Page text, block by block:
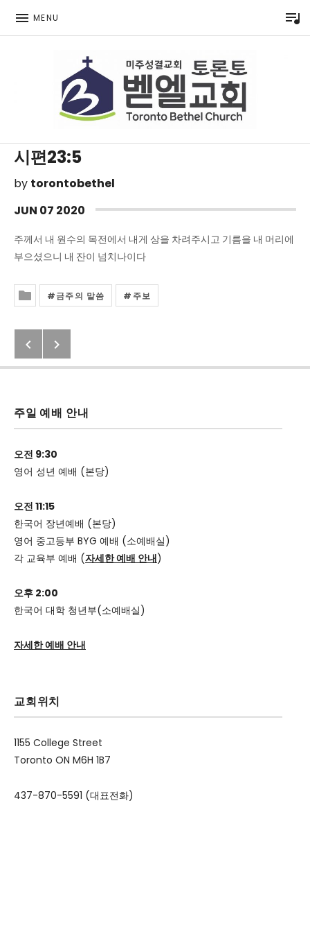
MENU
시편23:5
by torontobethel
JUN 07 2020
주께서 내 원수의 목전에서 내게 상을 차려주시고 기름을 내 머리에
부으셨으니 내 잔이 넘치나이다
금주의 말씀 주보
Post navigation
Previous: 美 흑인 해방의 어머니 스
Next: 2020년 6월 7일 교회소식
주일 예배 안내
오전 9:30
영어 성년 예배 (본당)
오전 11:15
한국어 장년예배 (본당)
영어 중고등부 BYG 예배 (소예배실)
각 교육부 예배 (자세한 예배 안내)
오후 2:00
한국어 대학 청년부(소예배실)
자세한 예배 안내
교회위치
1155 College Street
Toronto ON M6H 1B7
437-870-5591 (대표전화)